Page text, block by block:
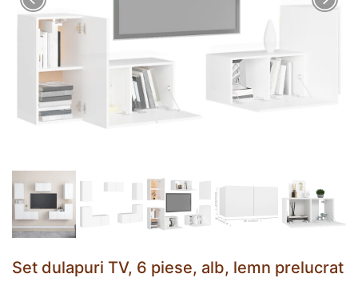
Set dulapuri TV, 6 piese, alb, lemn prelucrat